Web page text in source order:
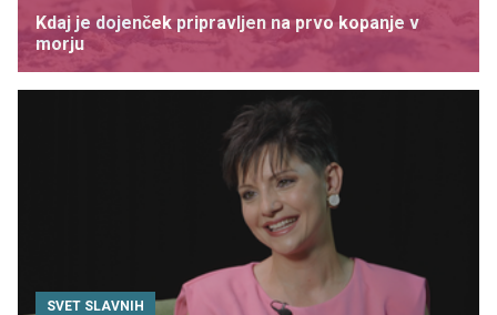
Kdaj je dojenček pripravljen na prvo kopanje v
morju
SVET SLAVNIH